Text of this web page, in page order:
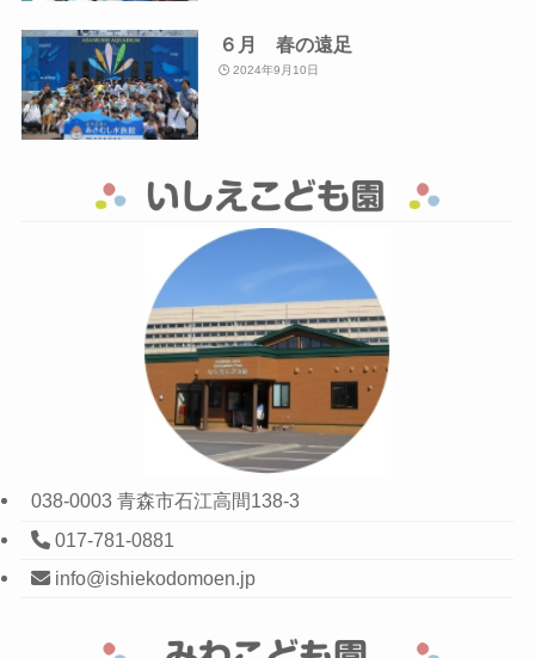
６月 春の遠足
2024年9月10日
038-0003 青森市石江高間138-3
017-781-0881
info@ishiekodomoen.jp